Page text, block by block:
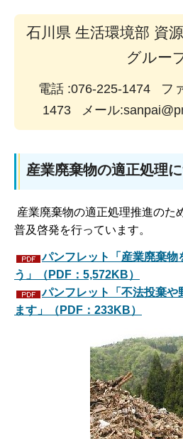
石川県 生活環境部 資
グルー
電話 :076-225-1474 フ
1473 メール
産業廃棄物の適正処理
産業廃棄物の適正処理推進のた
普及啓発を行っています。
パンフレット「産業廃棄物
う」（PDF：5,572KB）
パンフレット「不法投棄や
ます」（PDF：233KB）